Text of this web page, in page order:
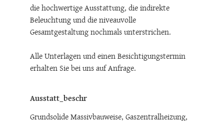
Der Gesamteindruck der Architektur wird durch
die hochwertige Ausstattung, die indirekte
Beleuchtung und die niveauvolle
Alle Unterlagen und einen Besichtigungstermin